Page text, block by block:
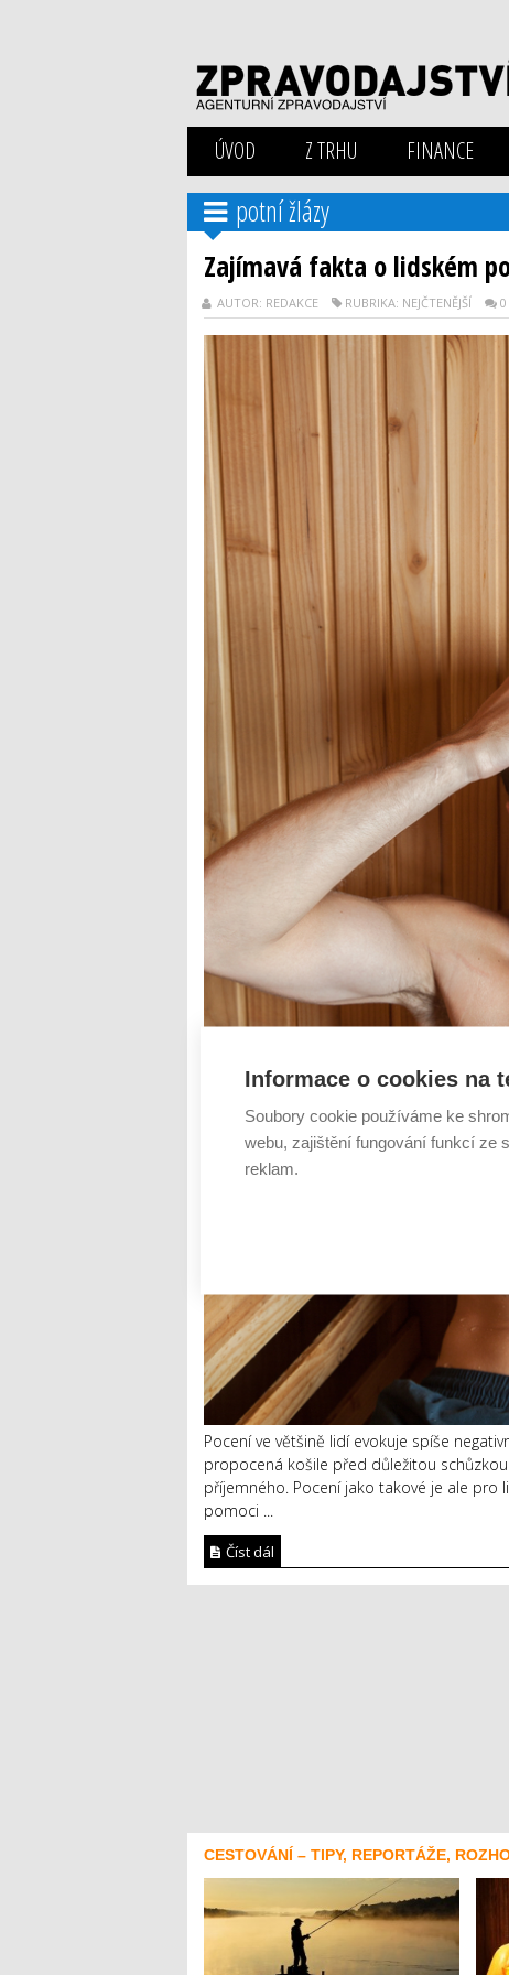
ÚVOD Z TRHU FINANCE
potní žlázy
Zajímavá fakta o lidském
AUTOR: REDAKCE RUBRIKA: NEJČTENĚJŠÍ
Pocení ve většině lidí evokuje spíše
propocená košile před důležitou
příjemného. Pocení jako takové je ale
pomoci ...
Číst dál
CESTOVÁNÍ – TIPY, REPORTÁŽE,
Informace o cookies na
Soubory cookie používáme ke
webu, zajištění fungování funkcí ze
reklam.